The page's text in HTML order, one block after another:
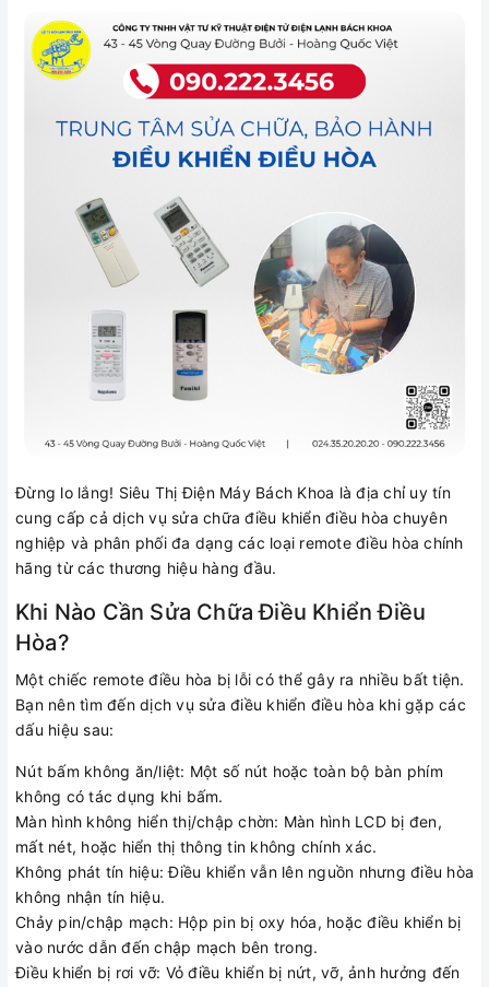
Đừng lo lắng! Siêu Thị Điện Máy Bách Khoa là địa chỉ uy tín
cung cấp cả dịch vụ sửa chữa điều khiển điều hòa chuyên
nghiệp và phân phối đa dạng các loại remote điều hòa chính
hãng từ các thương hiệu hàng đầu.
Khi Nào Cần Sửa Chữa Điều Khiển Điều
Hòa?
Một chiếc remote điều hòa bị lỗi có thể gây ra nhiều bất tiện.
Bạn nên tìm đến dịch vụ sửa điều khiển điều hòa khi gặp các
dấu hiệu sau:
Nút bấm không ăn/liệt: Một số nút hoặc toàn bộ bàn phím
không có tác dụng khi bấm.
Màn hình không hiển thị/chập chờn: Màn hình LCD bị đen,
mất nét, hoặc hiển thị thông tin không chính xác.
Không phát tín hiệu: Điều khiển vẫn lên nguồn nhưng điều hòa
không nhận tín hiệu.
Chảy pin/chập mạch: Hộp pin bị oxy hóa, hoặc điều khiển bị
vào nước dẫn đến chập mạch bên trong.
Điều khiển bị rơi vỡ: Vỏ điều khiển bị nứt, vỡ, ảnh hưởng đến